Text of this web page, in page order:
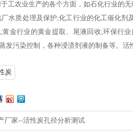
农业生产的各个方面，如石化行业的无
水质处理及保护;化工行业的化工催化
黄金行业的黄金提取、尾液回收;环保行
发污染控制，各种浸渍剂液的制备等。活
炭
厂家--活性炭孔径分析测试